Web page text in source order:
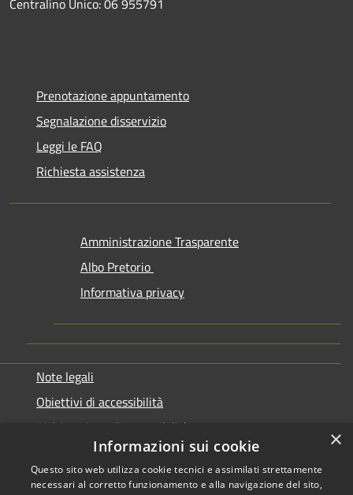
Centralino Unico: 06 955791
Prenotazione appuntamento
Segnalazione disservizio
Leggi le FAQ
Richiesta assistenza
Amministrazione Trasparente
Albo Pretorio
Informativa privacy
Note legali
Obiettivi di accessibilità
Dichiarazione di accessibilità
×
Informazioni sui cookie
Questo sito web utilizza cookie tecnici e assimilati strettamente
necessari al corretto funzionamento e alla navigazione del sito,